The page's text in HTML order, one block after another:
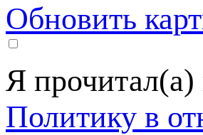
Обновить
Я
Политику в